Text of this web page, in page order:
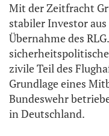
Mit der Zeitfracht
stabiler Investor
Übernahme des
zivile Teil des
Grundlage eines
Bundeswehr
in Deutschland.